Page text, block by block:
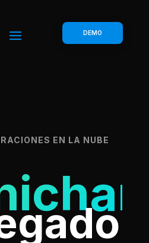
DEMO
EN LA NUBE